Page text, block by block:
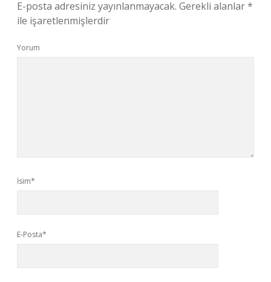
E-posta adresiniz yayınlanmayacak. Gerekli alanlar*
ile işaretlenmişlerdir
Yorum
İsim*
E-Posta*